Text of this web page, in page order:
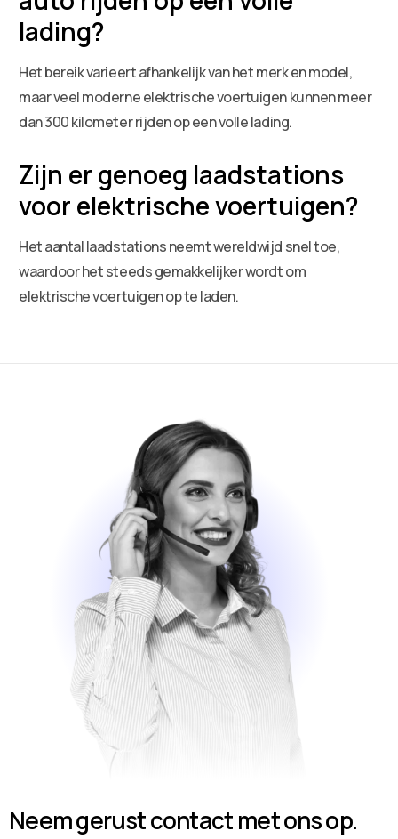
lading?
Het bereik varieert afhankelijk van het merk en model,
maar veel moderne elektrische voertuigen kunnen meer
dan 300 kilometer rijden op een volle lading.
Zijn er genoeg laadstations
voor elektrische voertuigen?
Het aantal laadstations neemt wereldwijd snel toe,
waardoor het steeds gemakkelijker wordt om
elektrische voertuigen op te laden.
Neem gerust contact met ons op.